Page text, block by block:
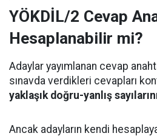
YÖKDİL/2 Cevap
Hesaplanabilir mi?
Adaylar yayımlanan cevap
sınavda verdikleri cevapları
yaklaşık doğru-yanlış
Ancak adayların kendi